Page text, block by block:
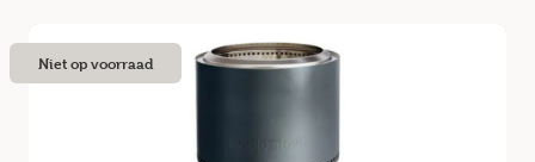
Niet op voorraad